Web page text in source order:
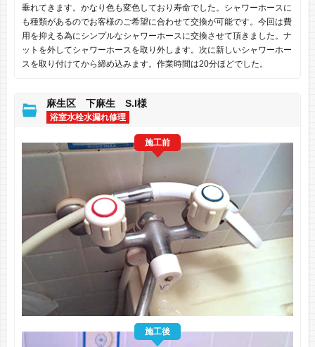
垂れてきます。かなり色も変色しており寿命でした。シャワーホースに
も種類があるのでお客様のご希望に合わせて交換が可能です。今回は費
用を抑える為にシンプルなシャワーホースに交換させて頂きました。ナ
ットを外してシャワーホースを取り外します。次に新しいシャワーホー
スを取り付けてから締め込みます。作業時間は20分ほどでした。
麻生区 下麻生 S.I様
浴室水栓水漏れ修理
施工前
施工後